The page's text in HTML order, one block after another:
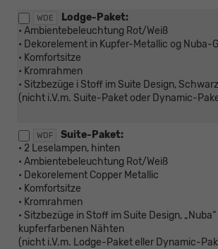
WDE
Lodge-Paket:
• Ambientebeleuchtung Rot/Weiß
• Dekorelement in Kupfer-Metallic og Nuba-
• Komfortsitze
• Kromrahmen
• Sitzbezüge i Stoff im Suite Design,
(nicht i.V.m. Suite-Paket oder Dynamic-
WDF
Suite-Paket:
• 2 Leselampen, hinten
• Ambientebeleuchtung Rot/Weiß
• Dekorelement Copper Metallic
• Komfortsitze
• Kromrahmen
• Sitzbezüge in Stoff im Suite Design,
kupferfarbenen Nähten
(nicht i.V.m. Lodge-Paket eller Dynamic-